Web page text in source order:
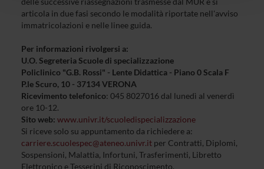
con altre informazioni che hai fornito loro o che hanno
raccolto dal tuo utilizzo dei loro servizi.
articola in due fasi secondo le modalità riportate nell'avviso
immatricolazioni e nelle linee guida.
Per informazioni rivolgersi a:
U.O. Segreteria Scuole di specializzazione
Policlinico "G.B. Rossi" - Lente Didattica - Piano 0 Scala F
P.le Scuro, 10 - 37134 VERONA
Ricevimento telefonico: 045 8027016 dal lunedì al venerdì
ore 10-12.
Sito web: www.univr.it/scuoledispecializzazione
Si riceve solo su appuntamento da richiedere a:
carriere.scuolespec@ateneo.univr.itper Contratti, Diplomi,
Sospensioni, Malattia, Infortuni, Trasferimenti, Libretto
Elettronico e Tesserini di Riconoscimento.